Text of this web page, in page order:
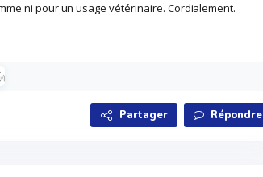
ni pour un usage vétérinaire. Cordialement.
Partager Répondre